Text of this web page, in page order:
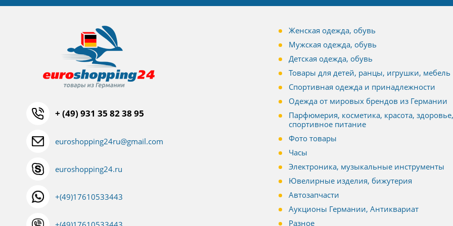
+ (49) 931 35 82 38 95
euroshopping24ru@gmail.com
euroshopping24.ru
+(49)17610533443
Женская одежда, обувь
Мужская одежда, обувь
Детская одежда, обувь
Товары для детей, ранцы, игрушки, мебель
Спортивная одежда и принадлежности
Одежда от мировых брендов из Германии
Парфюмерия, косметика, красота, здоровье,
спортивное питание
Фото товары
Часы
Электроника, музыкальные инструменты
Ювелирные изделия, бижутерия
Автозапчасти
Аукционы Германии, Антиквариат
Разное